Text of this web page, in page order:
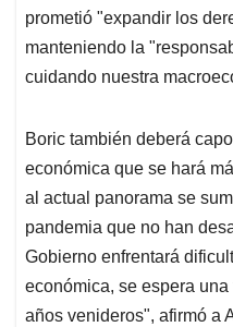
prometió "expandir los
manteniendo la
cuidando nuestra
Boric también deberá
económica que se hará
al actual panorama se
pandemia que no han
Gobierno enfrentará
económica, se espera
años venideros", afirmó a